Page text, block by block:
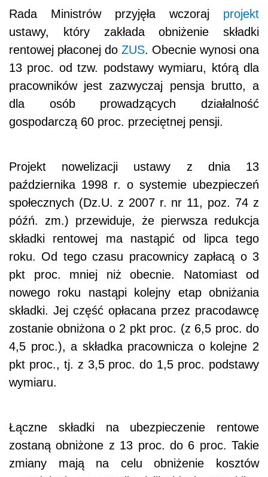
Rada Ministrów przyjęła wczoraj projekt
ustawy, który zakłada obniżenie składki
rentowej płaconej do ZUS. Obecnie wynosi ona
13 proc. od tzw. podstawy wymiaru, którą dla
pracowników jest zazwyczaj pensja brutto, a
dla osób prowadzących działalność
gospodarczą 60 proc. przeciętnej pensji.
Projekt nowelizacji ustawy z dnia 13
października 1998 r. o systemie ubezpieczeń
społecznych (Dz.U. z 2007 r. nr 11, poz. 74 z
późń. zm.) przewiduje, że pierwsza redukcja
składki rentowej ma nastąpić od lipca tego
roku. Od tego czasu pracownicy zapłacą o 3
pkt proc. mniej niż obecnie. Natomiast od
nowego roku nastąpi kolejny etap obniżania
składki. Jej część opłacana przez pracodawcę
zostanie obniżona o 2 pkt proc. (z 6,5 proc. do
4,5 proc.), a składka pracownicza o kolejne 2
pkt proc., tj. z 3,5 proc. do 1,5 proc. podstawy
wymiaru.
Łączne składki na ubezpieczenie rentowe
zostaną obniżone z 13 proc. do 6 proc. Takie
zmiany mają na celu obniżenie kosztów